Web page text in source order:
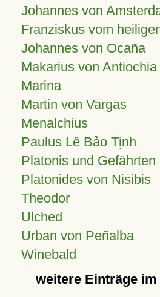
Johannes von
Franziskus vom
Johannes von Ocaña
Makarius von
Marina
Martin von Vargas
Menalchius
Paulus Lê Bảo Tịnh
Platonis und Gefährten
Platonides von Nisibis
Theodor
Ulched
Urban von Peñalba
Winebald
weitere Einträge im